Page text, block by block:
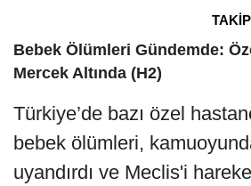
Bebek Ölümleri Gündemde:
Mercek Altında (H2)
Türkiye’de bazı özel
bebek ölümleri,
uyandırdı ve Meclis'i